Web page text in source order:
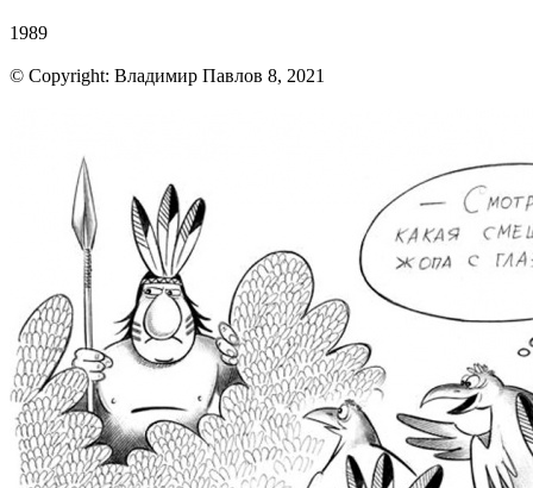
1989
© Copyright: Владимир Павлов 8, 2021